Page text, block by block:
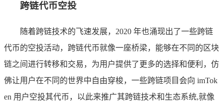
跨链代币空投
随着跨链技术的飞速发展，2020 年也涌现出了一些跨链
代币的空投活动，跨链代币就像一座桥梁，能够在不同的区块
链之间进行转移和交易，为用户提供了更多的选择和便利，仿
佛让用户在不同的世界中自由穿梭，一些跨链项目会向 imTok
en 用户空投其代币，以此来推广其跨链技术和生态系统,就像